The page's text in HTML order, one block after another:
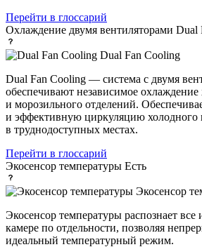
Перейти в глоссарий
Охлаждение двумя вентиляторами Dual
Dual Fan Cooling
Dual Fan Cooling — система с двумя
обеспечивают независимое охлаждение
и морозильного отделений.
и эффективную циркуляцию холодного
в труднодоступных местах.
Перейти в глоссарий
Экосенсор температуры Есть
Экосенсор
Экосенсор температуры распознает
камере по отдельности, позволяя
идеальный температурный режим.